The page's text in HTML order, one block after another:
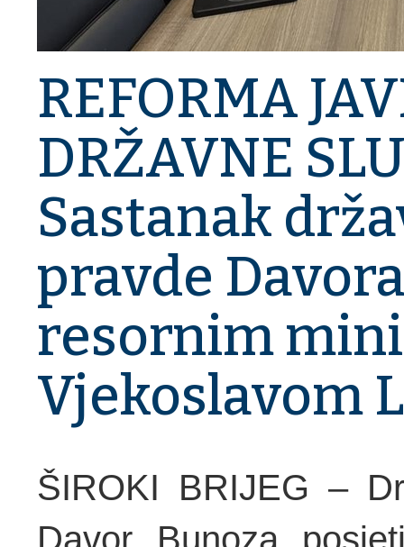
REFORMA
DRŽAVNE
Sastanak
pravde
resornim
Vjekoslavom
ŠIROKI BRIJEG –
Davor Bunoza